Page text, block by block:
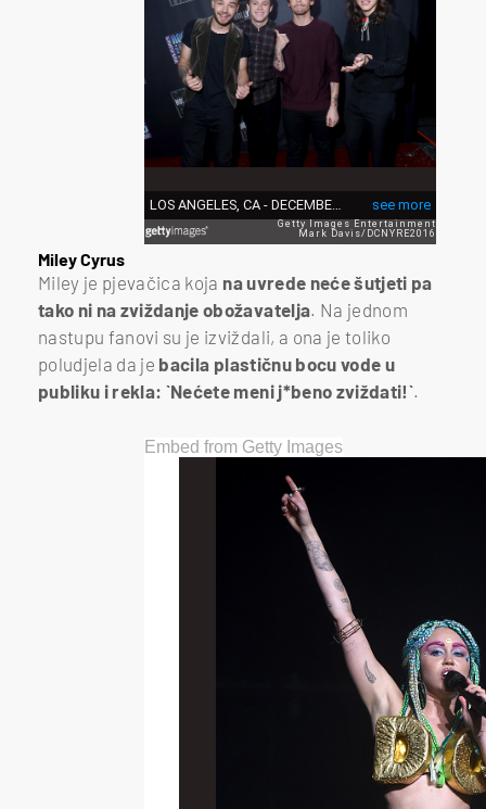
Miley Cyrus
Miley je pjevačica koja na uvrede neće šutjeti pa
tako ni na zviždanje obožavatelja. Na jednom
nastupu fanovi su je izviždali, a ona je toliko
poludjela da je bacila plastičnu bocu vode u
publiku i rekla: `Nećete meni j*beno zviždati!`.
Embed from Getty Images